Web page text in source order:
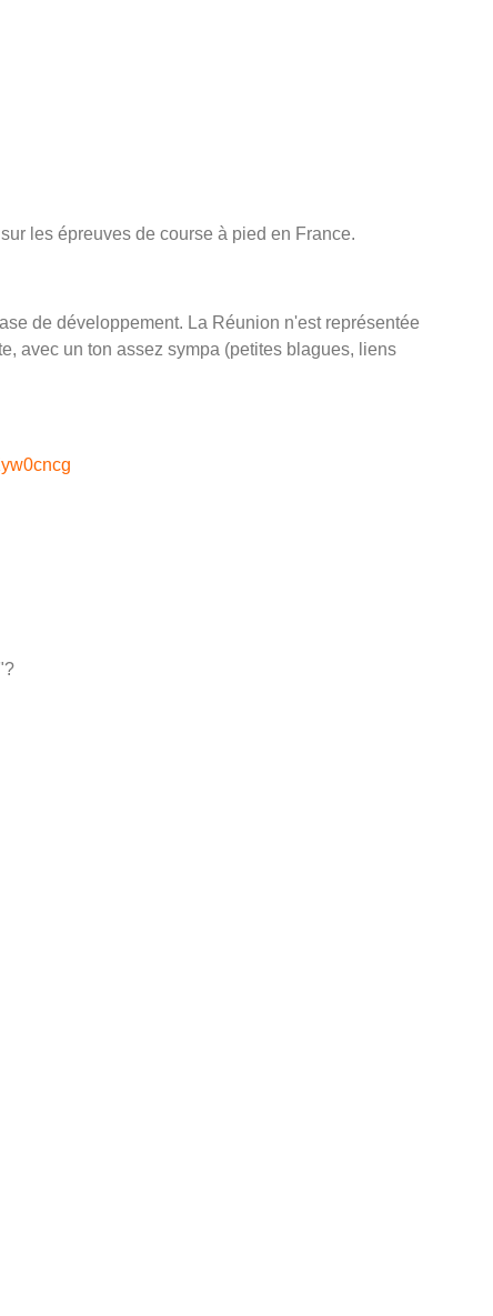
les épreuves de course à pied en France.
de développement. La Réunion n'est représentée
avec un ton assez sympa (petites blagues, liens